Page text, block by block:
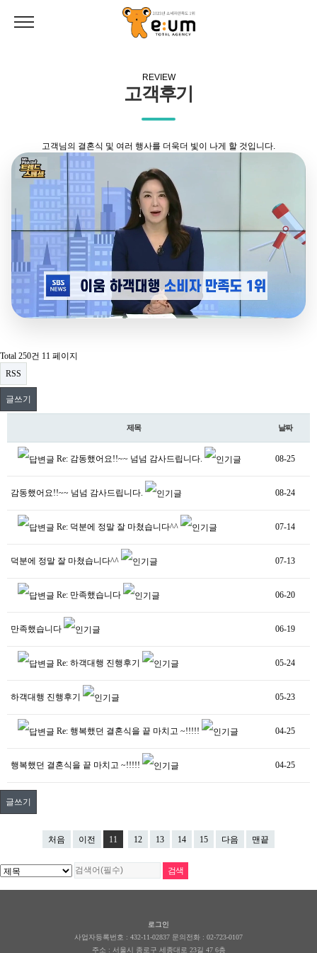
REVIEW
고객후기
고객님의 결혼식 및 여러 행사를 더욱더 빛이 나게 할 것입니다.
Total 250건 11 페이지
RSS
글쓰기
제목 날짜
Re: 감동했어요!!~~ 넘넘 감사드립니다. 08-25
감동했어요!!~~ 넘넘 감사드립니다. 08-24
Re: 덕분에 정말 잘 마쳤습니다^^ 07-14
덕분에 정말 잘 마쳤습니다^^ 07-13
Re: 만족했습니다 06-20
만족했습니다 06-19
Re: 하객대행 진행후기 05-24
하객대행 진행후기 05-23
Re: 행복했던 결혼식을 끝 마치고 ~!!!!! 04-25
행복했던 결혼식을 끝 마치고 ~!!!!! 04-25
글쓰기
처음 이전 11 12 13 14 15 다음 맨끝
로그인
사업자등록번호 : 432-11-02837 문의전화 : 02-723-0107
주소 : 서울시 종로구 세종대로 23길 47 6층